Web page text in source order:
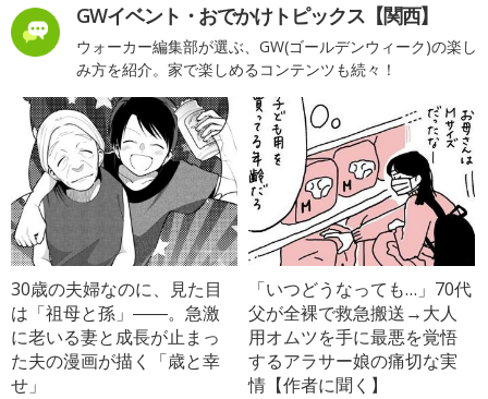
GWイベント・おでかけトピックス【関西】
ウォーカー編集部が選ぶ、GW(ゴールデンウィーク)の楽し
み方を紹介。家で楽しめるコンテンツも続々！
30歳の夫婦なのに、見た目
は「祖母と孫」――。急激
に老いる妻と成長が止まっ
た夫の漫画が描く「歳と幸
せ」
「いつどうなっても…」70代
父が全裸で救急搬送→大人
用オムツを手に最悪を覚悟
するアラサー娘の痛切な実
情【作者に聞く】